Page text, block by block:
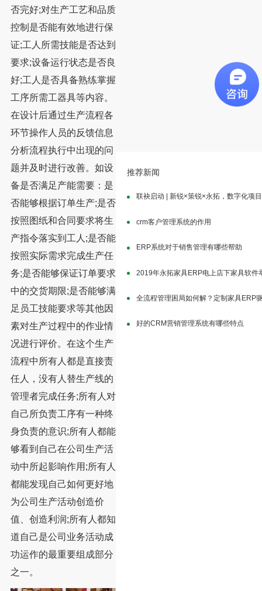
否完好;对生产工艺和品质
控制是否能有效地进行保
证;工人所需技能是否达到
要求;设备运行状态是否良
好;工人是否具备熟练掌握
工序所需工器具等内容。
在设计后通过生产流程各
环节操作人员的反馈信息
分析流程执行中出现的问
题并及时进行改善。如设
备是否满足产能需要：是
否能够根据订单生产;是否
按照图纸和合同要求将生
产指令落实到工人;是否能
按照实际需求完成生产任
务;是否能够保证订单要求
中的交货期限;是否能够满
足员工技能要求等其他因
素对生产过程中的作业情
况进行评价。在这个生产
流程中所有人都是直接责
任人，没有人替生产线的
管理者完成任务;所有人对
自己所负责工序有一种终
身负责的意识;所有人都能
够看到自己在公司生产活
动中所起影响作用;所有人
都能发现自己如何更好地
为公司生产活动创造价
值、创造利润;所有人都知
道自己是公司业务活动成
功运作的最重要组成部分
之一。
推荐新闻
联袂启动 | 新锐×策锐×永拓，数字化项
crm客户管理系统的作用
ERP系统对于销售管理有哪些帮助
2019年永拓家具ERP电上店下家具软件
全流程管理困局如何解？定制家具ERP
好的CRM营销管理系统有哪些特点